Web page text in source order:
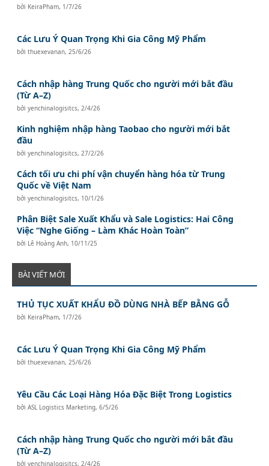
bởi KeiraPham, 1/7/26
Các Lưu Ý Quan Trọng Khi Gia Công Mỹ Phẩm
bởithuexevanan, 25/6/26
Cách nhập hàng Trung Quốc cho người mới bắt đầu
(Từ A–Z)
bởiyenchinalogisitcs, 2/4/26
Kinh nghiệm nhập hàng Taobao cho người mới bắt
đầu
bởiyenchinalogisitcs, 27/2/26
Cách tối ưu chi phí vận chuyển hàng hóa từ Trung
Quốc về Việt Nam
bởiyenchinalogisitcs, 10/1/26
Phân Biệt Sale Xuất Khẩu và Sale Logistics: Hai Công
Việc “Nghe Giống – Làm Khác Hoàn Toàn”
bởi Lê Hoàng Anh, 10/11/25
BÀI VIẾT MỚI
THỦ TỤC XUẤT KHẨU ĐỒ DÙNG NHÀ BẾP BẰNG GỖ
bởi KeiraPham, 1/7/26
Các Lưu Ý Quan Trọng Khi Gia Công Mỹ Phẩm
bởithuexevanan, 25/6/26
Yêu Cầu Các Loại Hàng Hóa Đặc Biệt Trong Logistics
bởiASL Logistics Marketing,6/5/26
Cách nhập hàng Trung Quốc cho người mới bắt đầu
(Từ A–Z)
bởiyenchinalogisitcs, 2/4/26